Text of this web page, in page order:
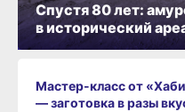
Мастер-класс от
— заготовка в разы
Спустя 80 лет:
в исторический